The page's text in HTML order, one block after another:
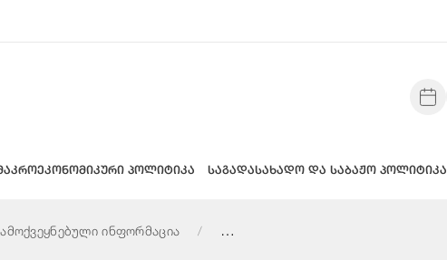
პოლიტიკა საგადასახადო და საბაჟო პოლიტიკა
ინფორმაცია